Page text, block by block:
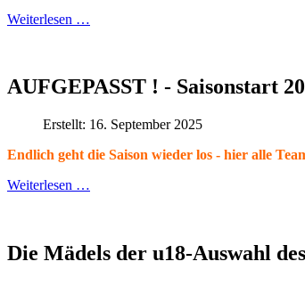
Weiterlesen …
AUFGEPASST ! - Saisonstart
Erstellt: 16. September 2025
Endlich geht die Saison wieder los - hier alle
Weiterlesen …
Die Mädels der u18-Auswahl